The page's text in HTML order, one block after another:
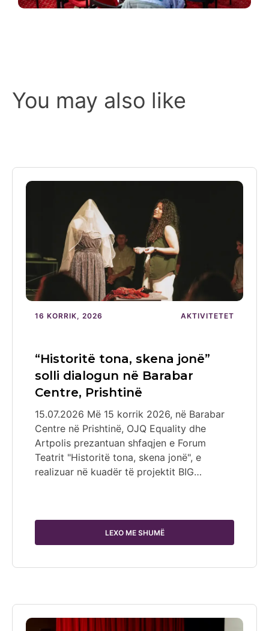
You may also like
16 KORRIK, 2026 AKTIVITETET
“Historitë tona, skena jonë”
solli dialogun në Barabar
Centre, Prishtinë
15.07.2026 Më 15 korrik 2026, në Barabar
Centre në Prishtinë, OJQ Equality dhe
Artpolis prezantuan shfaqjen e Forum
Teatrit "Historitë tona, skena jonë", e
realizuar në kuadër të projektit BIG…
LEXO ME SHUMË